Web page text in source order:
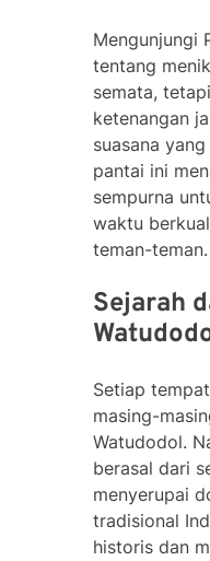
Mengunjungi
tentang
semata,
ketenangan
suasana
pantai ini
sempurna
waktu
teman-teman.
Sejarah
Setiap
masing-
Watudodol.
berasal dari
menyerupai
tradisional
historis dan